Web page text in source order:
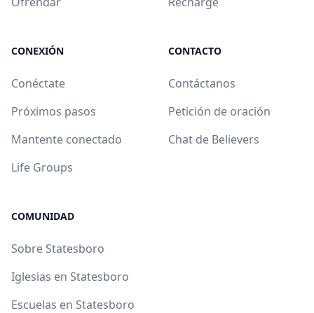
CONEXIÓN
Conéctate
Próximos pasos
Mantente conectado
Life Groups
CONTACTO
Contáctanos
Petición de oración
Chat de Believers
COMUNIDAD
Sobre Statesboro
Iglesias en Statesboro
Escuelas en Statesboro